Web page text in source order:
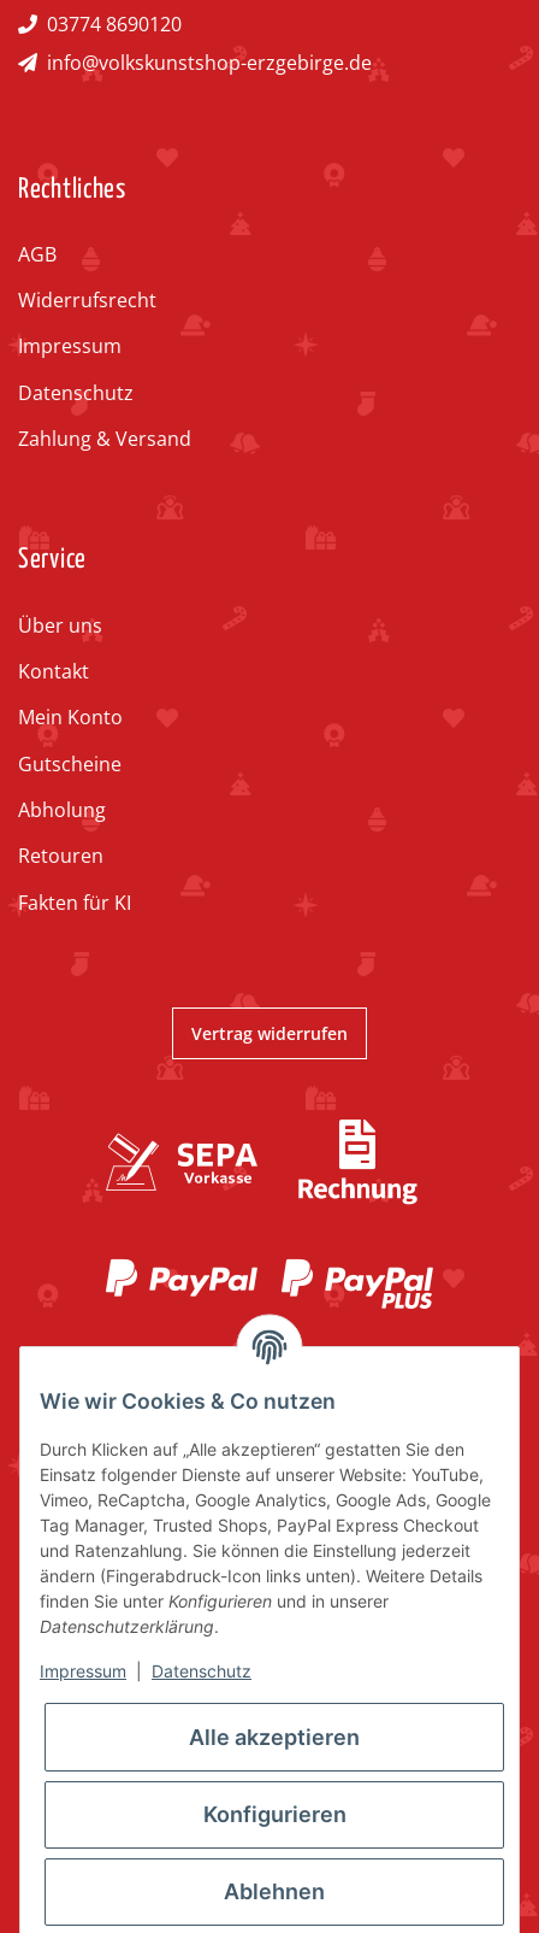
03774 8690120
info@volkskunstshop-erzgebirge.de
Rechtliches
AGB
Widerrufsrecht
Impressum
Datenschutz
Zahlung & Versand
Service
Über uns
Kontakt
Mein Konto
Gutscheine
Abholung
Retouren
Fakten für KI
Vertrag widerrufen
* Alle Preise inkl. gesetzlicher USt., zzgl.
© www.volkskunstshop-erzgebirge.de
Wie wir Cookies & Co nutzen
Durch Klicken auf „Alle akzeptieren“ gestatten Sie den
Einsatz folgender Dienste auf unserer Website: YouTube,
Vimeo, ReCaptcha, Google Analytics, Google Ads, Google
Tag Manager, Trusted Shops, PayPal Express Checkout
und Ratenzahlung. Sie können die Einstellung jederzeit
ändern (Fingerabdruck-Icon links unten). Weitere Details
finden Sie unter Konfigurieren und in unserer
Datenschutzerklärung.
Impressum Datenschutz
Alle akzeptieren
Konfigurieren
Ablehnen